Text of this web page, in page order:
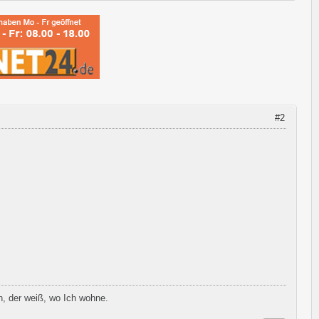
#2
der weiß, wo Ich wohne.